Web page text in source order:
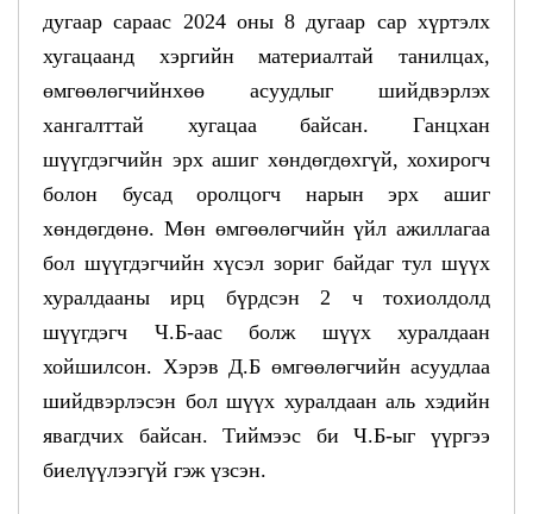
дугаар сараас 2024 оны 8 дугаар сар хүртэлх
хугацаанд хэргийн материалтай танилцах,
өмгөөлөгчийнхөө асуудлыг шийдвэрлэх
хангалттай хугацаа байсан. Ганцхан
шүүгдэгчийн эрх ашиг хөндөгдөхгүй, хохирогч
болон бусад оролцогч нарын эрх ашиг
хөндөгдөнө. Мөн өмгөөлөгчийн үйл ажиллагаа
бол шүүгдэгчийн хүсэл зориг байдаг тул шүүх
хуралдааны ирц бүрдсэн 2 ч тохиолдолд
шүүгдэгч Ч.Б-аас болж шүүх хуралдаан
хойшилсон. Хэрэв Д.Б өмгөөлөгчийн асуудлаа
шийдвэрлэсэн бол шүүх хуралдаан аль хэдийн
явагдчих байсан. Тиймээс би Ч.Б-ыг үүргээ
биелүүлээгүй гэж үзсэн.